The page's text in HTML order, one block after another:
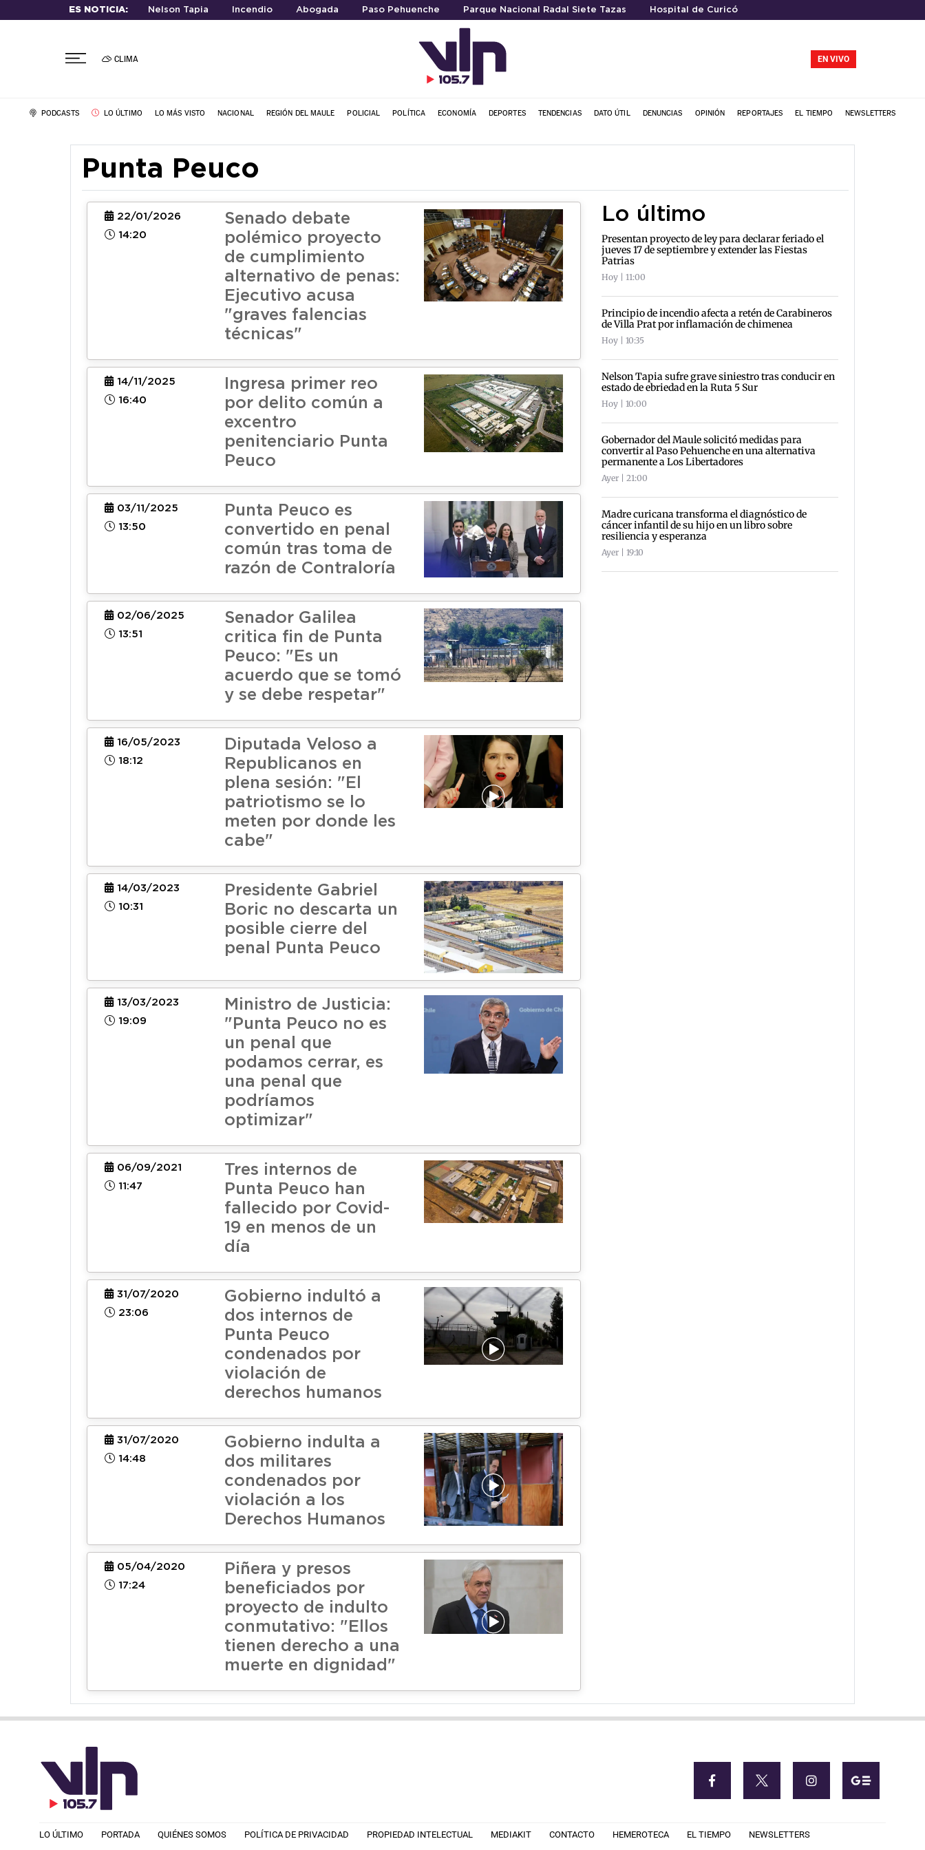
ES NOTICIA: Nelson Tapia Incendio Abogada Paso Pehuenche Parque Nacional Radal Siete Tazas Hospital de Curicó
CLIMA EN VIVO
PODCASTS LO ÚLTIMO LO MÁS VISTO NACIONAL REGIÓN DEL MAULE POLICIAL POLÍTICA ECONOMÍA DEPORTES TENDENCIAS DATO ÚTIL DENUNCIAS OPINIÓN REPORTAJES EL TIEMPO NEWSLETTERS
Punta Peuco
22/01/2026
14:20
Senado debate
polémico proyecto
de cumplimiento
alternativo de penas:
Ejecutivo acusa
"graves falencias
técnicas"
14/11/2025
16:40
Ingresa primer reo
por delito común a
excentro
penitenciario Punta
Peuco
03/11/2025
13:50
Punta Peuco es
convertido en penal
común tras toma de
razón de Contraloría
02/06/2025
13:51
Senador Galilea
critica fin de Punta
Peuco: "Es un
acuerdo que se tomó
y se debe respetar"
16/05/2023
18:12
Diputada Veloso a
Republicanos en
plena sesión: "El
patriotismo se lo
meten por donde les
cabe"
14/03/2023
10:31
Presidente Gabriel
Boric no descarta un
posible cierre del
penal Punta Peuco
13/03/2023
19:09
Ministro de Justicia:
"Punta Peuco no es
un penal que
podamos cerrar, es
una penal que
podríamos
optimizar"
06/09/2021
11:47
Tres internos de
Punta Peuco han
fallecido por Covid-
19 en menos de un
día
31/07/2020
23:06
Gobierno indultó a
dos internos de
Punta Peuco
condenados por
violación de
derechos humanos
31/07/2020
14:48
Gobierno indulta a
dos militares
condenados por
violación a los
Derechos Humanos
05/04/2020
17:24
Piñera y presos
beneficiados por
proyecto de indulto
conmutativo: "Ellos
tienen derecho a una
muerte en dignidad"
Lo último
Presentan proyecto de ley para declarar feriado el
jueves 17 de septiembre y extender las Fiestas
Patrias
Hoy | 11:00
Principio de incendio afecta a retén de Carabineros
de Villa Prat por inflamación de chimenea
Hoy | 10:35
Nelson Tapia sufre grave siniestro tras conducir en
estado de ebriedad en la Ruta 5 Sur
Hoy | 10:00
Gobernador del Maule solicitó medidas para
convertir al Paso Pehuenche en una alternativa
permanente a Los Libertadores
Ayer | 21:00
Madre curicana transforma el diagnóstico de
cáncer infantil de su hijo en un libro sobre
resiliencia y esperanza
Ayer | 19:10
LO ÚLTIMO PORTADA QUIÉNES SOMOS POLÍTICA DE PRIVACIDAD PROPIEDAD INTELECTUAL MEDIAKIT CONTACTO HEMEROTECA EL TIEMPO NEWSLETTERS